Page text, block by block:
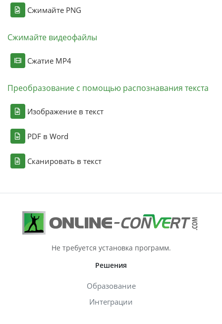
Сжимайте PNG
Сжимайте видеофайлы
Сжатие MP4
Преобразование с помощью распознавания текста
Изображение в текст
PDF в Word
Сканировать в текст
Не требуется установка программ.
Решения
Образование
Интеграции